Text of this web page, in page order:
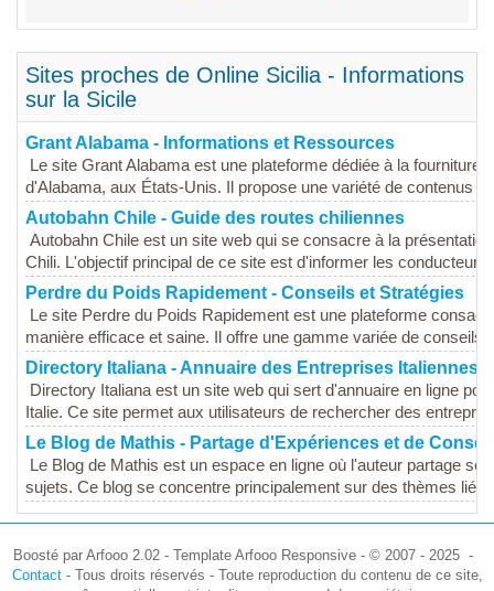
Sites proches de Online Sicilia - Informations
sur la Sicile
Grant Alabama - Informations et Ressources
Le site Grant Alabama est une plateforme dédiée à la
d'Alabama, aux États-Unis. Il propose une variété de contenus
Autobahn Chile - Guide des routes chiliennes
Autobahn Chile est un site web qui se consacre à la
Chili. L'objectif principal de ce site est d'informer les conducteurs
Perdre du Poids Rapidement - Conseils et Stratégies
Le site Perdre du Poids Rapidement est une plateforme
manière efficace et saine. Il offre une gamme variée de conseils,
Directory Italiana - Annuaire des Entreprises Italiennes
Directory Italiana est un site web qui sert d'annuaire en ligne
Italie. Ce site permet aux utilisateurs de rechercher des
Le Blog de Mathis - Partage d'Expériences et de
Le Blog de Mathis est un espace en ligne où l'auteur partage
sujets. Ce blog se concentre principalement sur des thèmes liés
Boosté par Arfooo 2.02 - Template Arfooo Responsive - © 2007 - 2025 -
Contact- Tous droits réservés - Toute reproduction du contenu de ce site,